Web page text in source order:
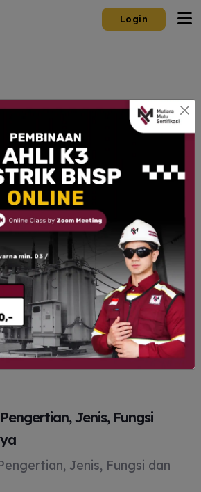
Login
Jenis, Fungsi
Jenis, Fungsi dan